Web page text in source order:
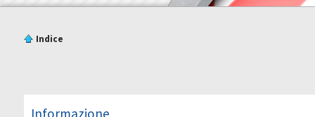
Indice
Informazione